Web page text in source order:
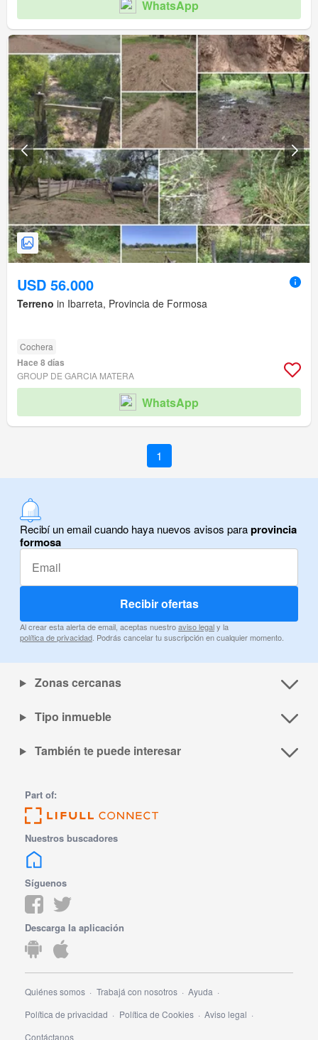
WhatsApp
USD 56.000
Terreno in Ibarreta, Provincia de Formosa
Cochera
Hace 8 días
GROUP DE GARCIA MATERA
WhatsApp
1
Recibí un email cuando haya nuevos avisos paraprovincia
formosa
Recibir ofertas
Al crear esta alerta de email, aceptas nuestroaviso legaly la
política de privacidad. Podrás cancelar tu suscripción en cualquier momento.
Zonas cercanas
Tipo inmueble
También te puede interesar
Part of:
Nuestros buscadores
Síguenos
Descarga la aplicación
Quiénes somos Trabajá con nosotros
Ayuda
Política de privacidad
Política de Cookies
Aviso legal
Contáctanos